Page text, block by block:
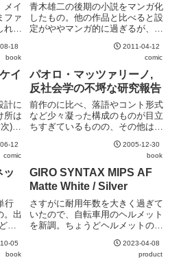
メイ
ファ
な
の
た
、他
ノ
18
book
青木雄二の後期の小説をマンガ化
したもの。他の作品と比べると設
定がややマンガ的に過ぎるが、デ
じさせない。資本主義社会の否定
など、青木雄二の思想が強く出て
いるのも見逃せないところ。
2011-04-12
comic
イ
計に
所は
)
チ
を気
わ
12
comic
パオロ・マッツァリーノ,
反社会学の不埒な研究報告
前作のに比べ、落語やコント形式
など少々凝った構成のものが目立
ちすぎているものの、その他は相
い。ネタも、真面目と不真面目の
バランス感覚が見事。特にGDP
のいい加減さへのツッコミは的確
で、お勧め。
2005-12-30
book
ッ
行
。出
つ
思え
05
book
GIRO SYNTAX MIPS AF
Matte White / Silver
さすがに耐用年数を大きく過ぎて
いたので、自転車用のヘルメット
を新調。ちょうどヘルメットの努
しまったためか、一部のモデルは
品薄傾向。MIPS対応でAsian Fit
2023-04-08
product